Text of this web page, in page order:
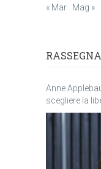
« Mar
Mag »
Anne
scegliere la